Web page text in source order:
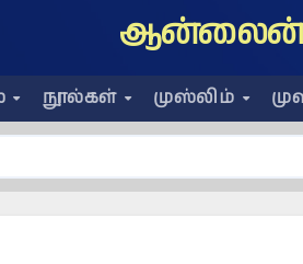
ஆன்லைன்
நூல்கள் முஸ்லிம்